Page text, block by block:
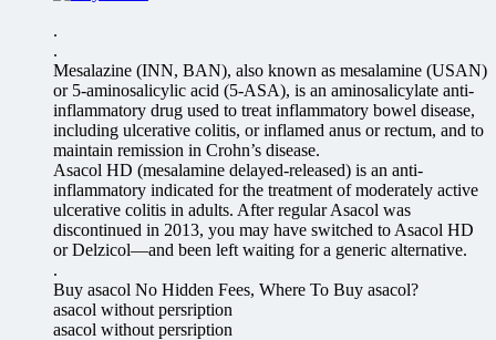
.
.
Mesalazine (INN, BAN), also known as mesalamine (USAN)
or 5-aminosalicylic acid (5-ASA), is an aminosalicylate anti-
inflammatory drug used to treat inflammatory bowel disease,
including ulcerative colitis, or inflamed anus or rectum, and to
maintain remission in Crohn’s disease.
Asacol HD (mesalamine delayed-released) is an anti-
inflammatory indicated for the treatment of moderately active
ulcerative colitis in adults. After regular Asacol was
discontinued in 2013, you may have switched to Asacol HD
or Delzicol—and been left waiting for a generic alternative.
.
Buy asacol No Hidden Fees, Where To Buy asacol?
asacol without persription
asacol without persription